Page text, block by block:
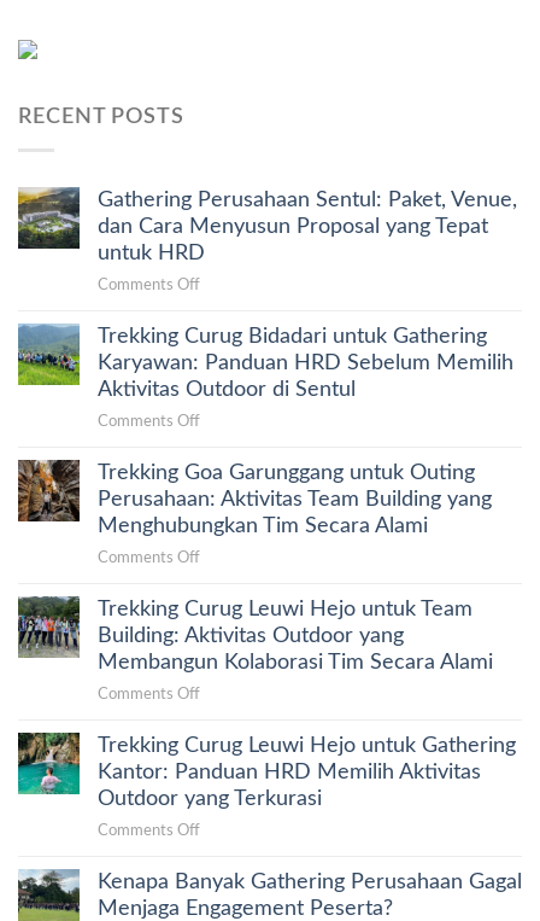
RECENT POSTS
Gathering Perusahaan Sentul: Paket, Venue,
dan Cara Menyusun Proposal yang Tepat
untuk HRD
Comments Offon
Perusahaan
Sentul:
Paket,
Menyusun
Proposal
yang
Tepat
Trekking Curug Bidadari untuk Gathering
Karyawan: Panduan HRD Sebelum Memilih
Aktivitas Outdoor di Sentul
Comments Offon
Curug
Bidadari
untuk
Gathering
HRD
Sebelum
Memilih
Aktivitas
Sentul
Trekking Goa Garunggang untuk Outing
Perusahaan: Aktivitas Team Building yang
Menghubungkan Tim Secara Alami
Comments Offon
Goa
Garunggang
untuk
Team
Building
yang
Menghubungkan
Secara
Alami
Trekking Curug Leuwi Hejo untuk Team
Building: Aktivitas Outdoor yang
Membangun Kolaborasi Tim Secara Alami
Comments Offon
Curug
Leuwi
untuk
Aktivitas
Outdoor
Trekking Curug Leuwi Hejo untuk Gathering
Kantor: Panduan HRD Memilih Aktivitas
Outdoor yang Terkurasi
Comments Offon
Curug
Leuwi
Kenapa Banyak Gathering Perusahaan Gagal
Menjaga Engagement Peserta?